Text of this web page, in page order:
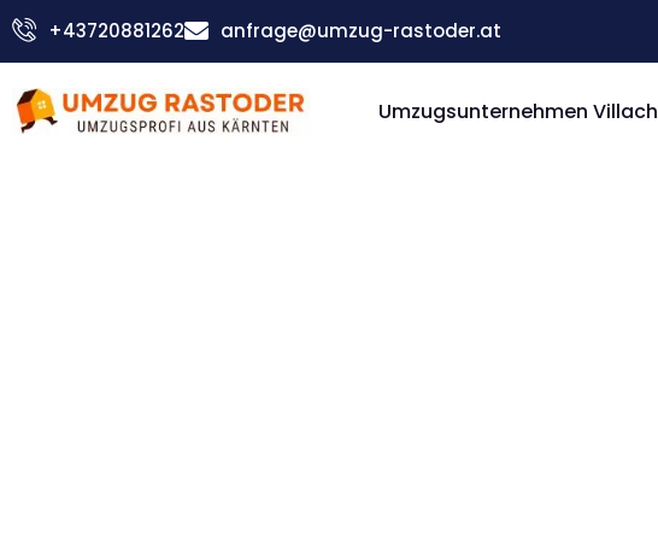
Skip
+43720881262 anfrage@umzug-rastoder.at
Umzugsunternehmen Villach